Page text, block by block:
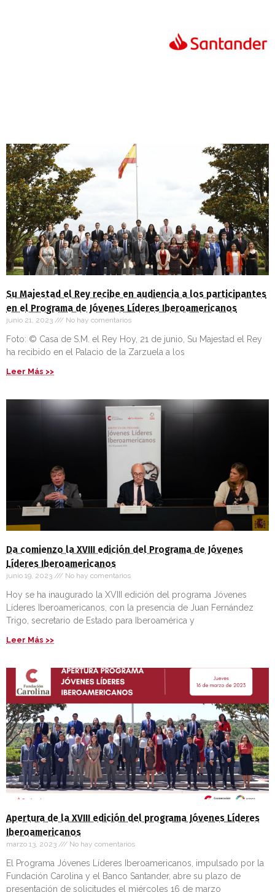
Su Majestad el Rey recibe en audiencia a los participantes
en el Programa de Jóvenes Líderes Iberoamericanos
junio 21, 2023 No hay comentarios
Foto: © Casa de S.M. el Rey Hoy, 21 de junio, Su Majestad el Rey
ha recibido en el Palacio de la Zarzuela a los
Leer Más >>
Da comienzo la XVIII edición del Programa de Jóvenes
Líderes Iberoamericanos
junio 19, 2023 No hay comentarios
Hoy se ha inaugurado la XVIII edición del programa Jóvenes
Líderes Iberoamericanos, con la presencia de Juan Fernández
Trigo, secretario de Estado para Iberoamérica y
Leer Más >>
Apertura de la XVIII edición del programa Jóvenes Líderes
Iberoamericanos
marzo 13, 2023 No hay comentarios
El Programa Jóvenes Líderes Iberoamericanos, impulsado por la
Fundación Carolina y el Banco Santander, abre su plazo de
presentación de solicitudes el miércoles 16 de marzo